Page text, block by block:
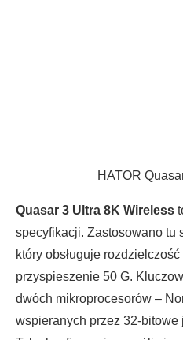
HATOR
Quasar 3 Ultra 8K Wireless
specyfikacji. Zastosowano tu
który obsługuje
przyspieszenie 50 G.
dwóch mikroprocesorów –
wspieranych przez 32-